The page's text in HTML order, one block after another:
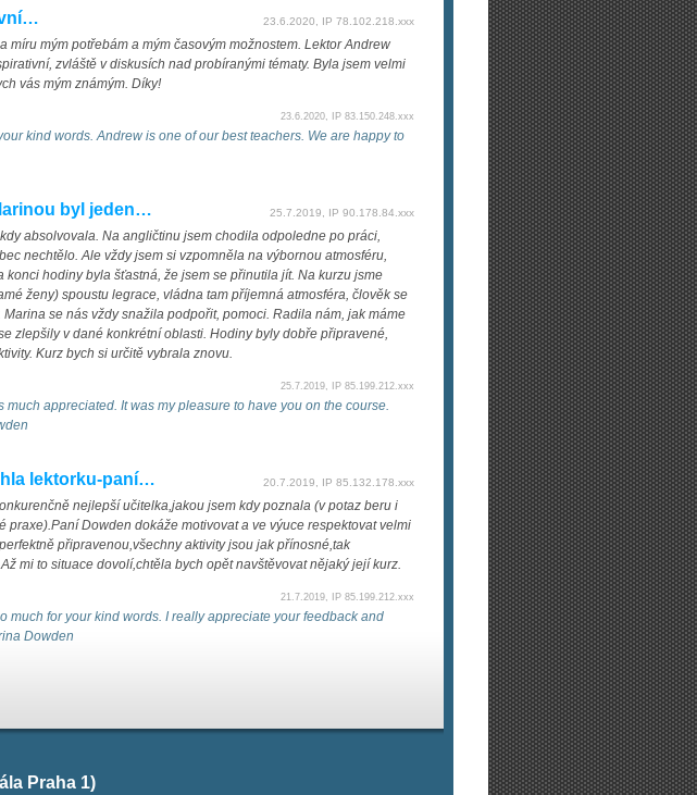
23.6.2020, IP 78.102.218.xxx
mým potřebám a mým časovým možnostem. Lektor Andrew
zvláště v diskusích nad probíranými tématy. Byla jsem velmi
vás mým známým. Díky!
23.6.2020, IP 83.150.248.xxx
kind words. Andrew is one of our best teachers. We are happy to
byl jeden… 25.7.2019, IP 90.178.84.xxx
absolvovala. Na angličtinu jsem chodila odpoledne po práci,
nechtělo. Ale vždy jsem si vzpomněla na výbornou atmosféru,
konci hodiny byla šťastná, že jsem se přinutila jít. Na kurzu jsme
ženy) spoustu legrace, vládna tam příjemná atmosféra, člověk se
se nás vždy snažila podpořit, pomoci. Radila nám, jak máme
zlepšily v dané konkrétní oblasti. Hodiny byly dobře připravené,
Kurz bych si určitě vybrala znovu.
25.7.2019, IP 85.199.212.xxx
much appreciated. It was my pleasure to have you on the course.
lektorku-paní… 20.7.2019, IP 85.132.178.xxx
nejlepší učitelka,jakou jsem kdy poznala (v potaz beru i
praxe).Paní Dowden dokáže motivovat a ve výuce respektovat velmi
připravenou,všechny aktivity jsou jak přínosné,tak
mi to situace dovolí,chtěla bych opět navštěvovat nějaký její kurz.
21.7.2019, IP 85.199.212.xxx
much for your kind words. I really appreciate your feedback and
Dowden
Praha 1)